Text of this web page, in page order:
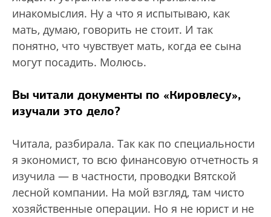
инакомыслия. Ну а что я испытываю, как
мать, думаю, говорить не стоит. И так
понятно, что чувствует мать, когда ее сына
могут посадить. Молюсь.
Вы читали документы по «Кировлесу»,
изучали это дело?
Читала, разбирала. Так как по специальности
я экономист, то всю финансовую отчетность я
изучила — в частности, проводки Вятской
лесной компании. На мой взгляд, там чисто
хозяйственные операции. Но я не юрист и не